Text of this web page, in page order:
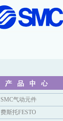
SMC气动元件
费斯托FESTO